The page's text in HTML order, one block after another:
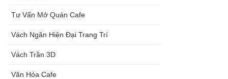
Tư Vấn Mở Quán Cafe
Vách Ngăn Hiện Đại Trang Trí
Vách Trần 3D
Văn Hóa Cafe